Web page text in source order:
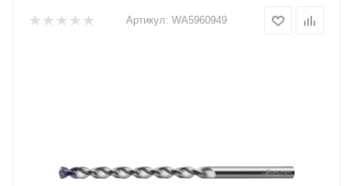
Артикул: WA5960949